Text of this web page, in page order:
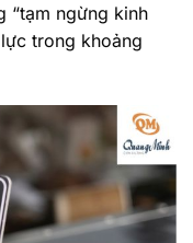
“tạm ngừng kinh
trong khoảng